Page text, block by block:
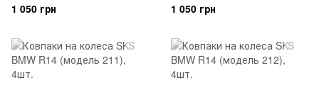
1 050 грн 1 050 грн